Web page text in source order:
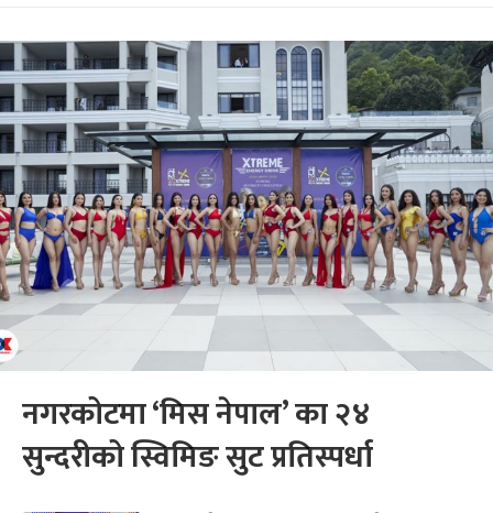
नगरकोटमा ‘मिस नेपाल’ का २४
सुन्दरीको स्विमिङ सुट प्रतिस्पर्धा